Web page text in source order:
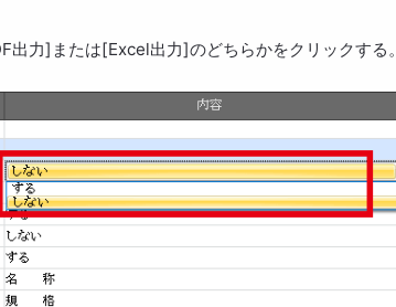
出力]または[Excel出力]のどちらかをクリックする。